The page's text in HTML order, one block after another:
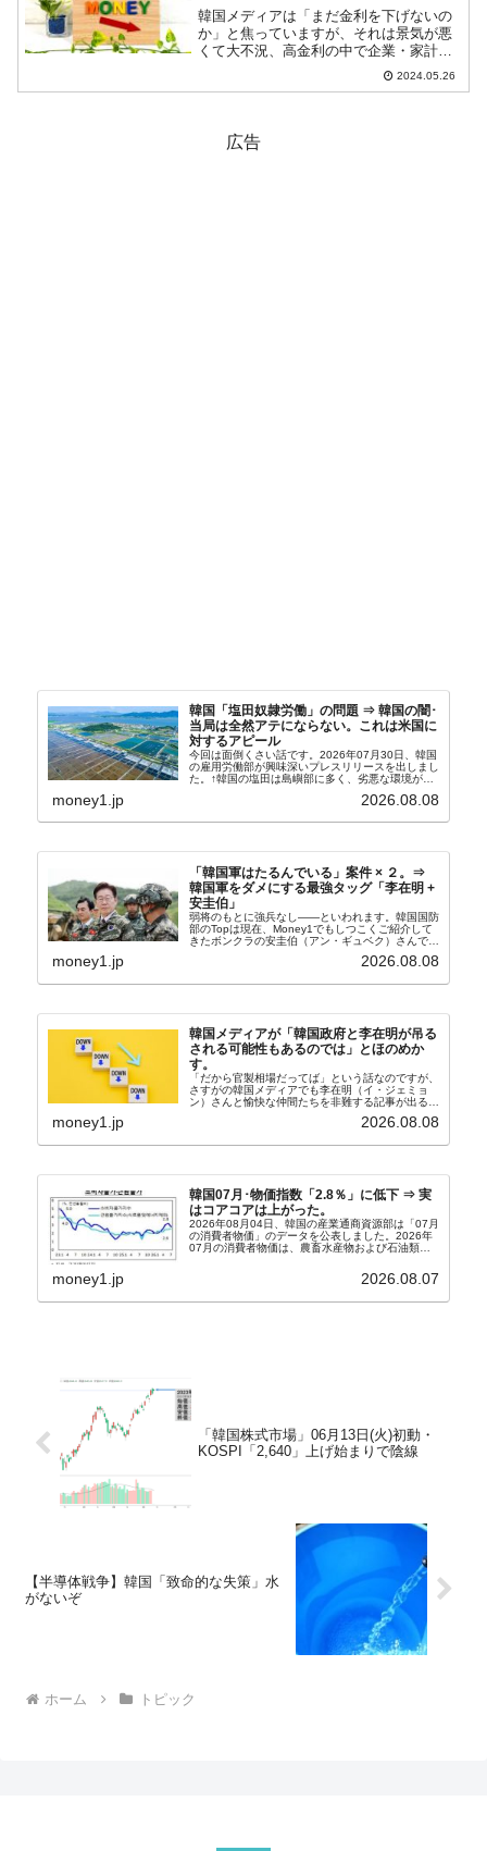
韓国メディアは「まだ金利を下げないの
か」と焦っていますが、それは景気が悪
くて大不況、高金利の中で企業・家計が
弱っているからです。韓国の金融通貨委
員会は、11回連続の基準金利凍結を決め
2024.05.26
広告
韓国「塩田奴隷労働」の問題 ⇒ 韓国の闇･
当局は全然アテにならない。これは米国に
対するアピール
今回は面倒くさい話です。2026年07月30日、韓国
の雇用労働部が興味深いプレスリリースを出しまし
た。↑韓国の塩田は島嶼部に多く、劣悪な環境が一
たといわれます（後述）。これは、いわゆる「塩田
money1.jp 2026.08.08
「韓国軍はたるんでいる」案件 × ２。⇒
韓国軍をダメにする最強タッグ「李在明 +
安圭伯」
弱将のもとに強兵なし――といわれます。韓国国防
部のTopは現在、Money1でもしつこくご紹介して
きたボンクラの安圭伯（アン・ギュベク）さんで
さんと「韓国初の文官上がり」の国防部長官安圭伯
money1.jp 2026.08.08
韓国メディアが「韓国政府と李在明が吊る
される可能性もあるのでは」とほのめか
す。
「だから官製相場だってば」という話なのですが、
さすがの韓国メディアでも李在明（イ・ジェミョ
ン）さんと愉快な仲間たちを非難する記事が出るよ
『朝鮮日報』に面白い記事が出ています。「東西南
money1.jp 2026.08.08
韓国07月･物価指数「2.8％」に低下 ⇒ 実
はコアコアは上がった。
2026年08月04日、韓国の産業通商資源部は「07月
の消費者物価」のデータを公表しました。2026年
07月の消費者物価は、農畜水産物および石油類の
2.8％上昇（06月は3.2％）となり、上昇率は前...
money1.jp 2026.08.07
「韓国株式市場」06月13日(火)初動・
KOSPI「2,640」上げ始まりで陰線
【半導体戦争】韓国「致命的な失策」水
がないぞ
ホーム トピック